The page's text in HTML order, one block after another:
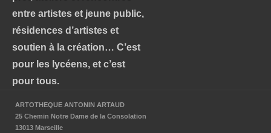
entre artistes et jeune public,
résidences d’artistes et
soutien à la création… C’est
pour les lycéens, et c’est
pour tous.
ARTOTHEQUE ANTONIN ARTAUD
25 Chemin Notre Dame de la Consolation
13013 Marseille